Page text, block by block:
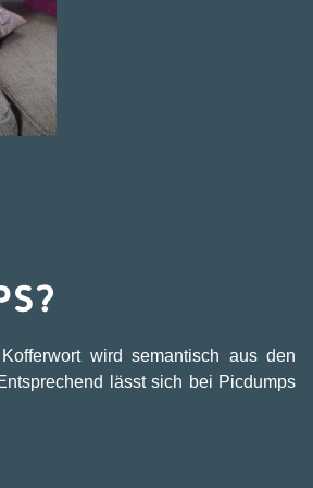
wird semantisch aus den
lässt sich bei Picdumps